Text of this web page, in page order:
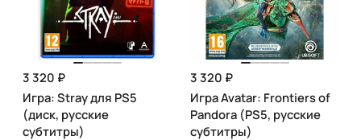
3 320 ₽
Игра: Stray для PS5
(диск, русские
субтитры)
3 320 ₽
Игра Avatar: Frontiers of
Pandora (PS5, русские
субтитры)